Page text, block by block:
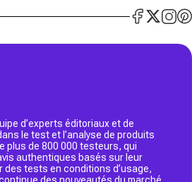
d’experts éditoriaux et de
le test et l’analyse de produits
plus de 800 000 testeurs, qui
authentiques basés sur leur
tests en conditions d’usage,